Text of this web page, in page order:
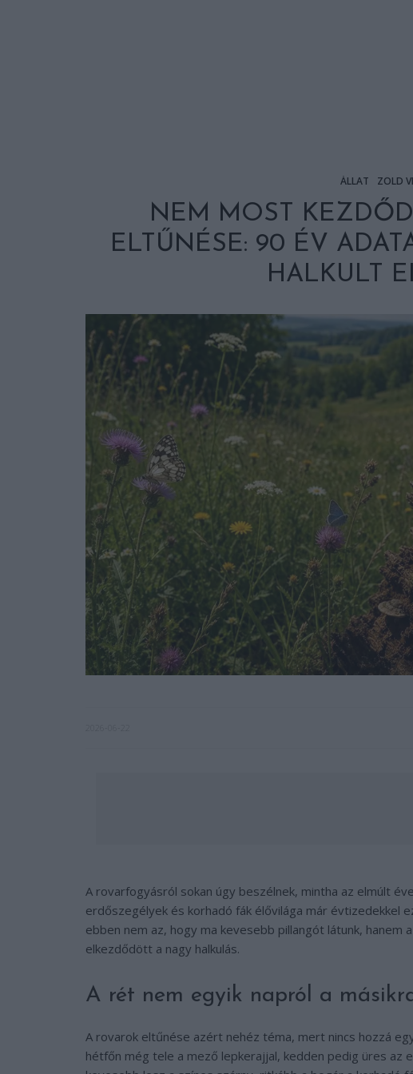
ÁLLAT ZÖLD
NEM MOST
ELTŰNÉSE: 90 ÉV
HALKULT
A rovarfogyásról sokan úgy beszélnek, mintha az elmúlt
erdőszegélyek és korhadó fák élővilága már évtizedekkel
ebben nem az, hogy ma kevesebb pillangót látunk, hanem
elkezdődött a nagy halkulás.
A rét nem egyik napról a
A rovarok eltűnése azért nehéz téma, mert nincs hozzá
hétfőn még tele a mező lepkerajjal, kedden pedig üres az